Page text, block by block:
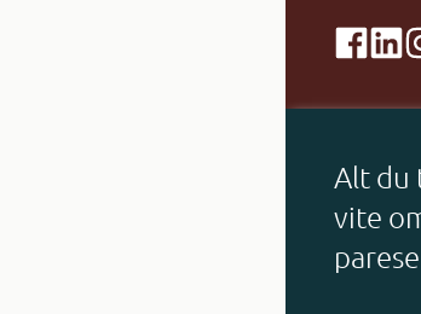
Alt du
vite
parese